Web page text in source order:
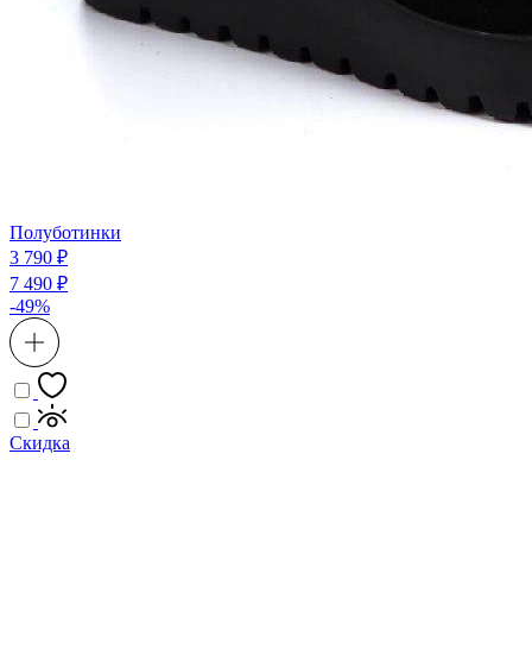
Полуботинки
3 790 ₽
7 490 ₽
-49%
Скидка